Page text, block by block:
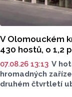
V Olomouckém
430 hostů, o 1,2
07.08.26 13:13 V
hromadných
druhém čtvrtletí